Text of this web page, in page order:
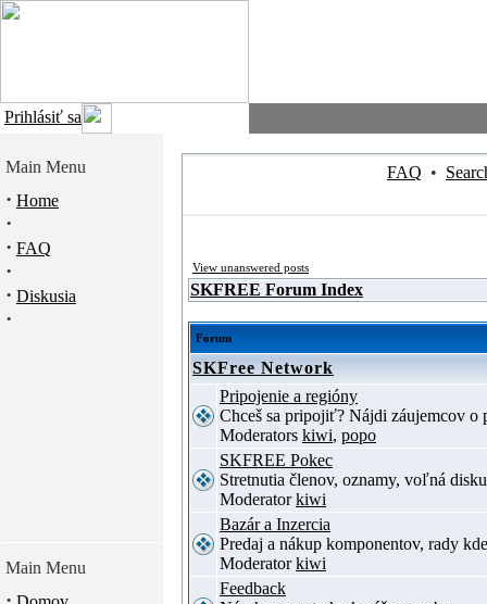
Prihlásiť sa
Main Menu
· Home
·
· FAQ
·
· Diskusia
·
Main Menu
FAQ •
View unanswered posts
SKFREE Forum Index
Forum
SKFree Network
Pripojenie a regióny
Chceš sa pripojiť? Nájdi záujemcov o
Moderators kiwi, popo
SKFREE Pokec
Stretnutia členov, oznamy, voľná
Moderatorkiwi
Bazár a Inzercia
Predaj a nákup komponentov, rady
Moderatorkiwi
Feedback